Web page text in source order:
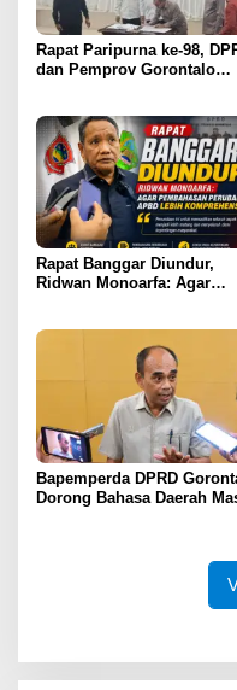
Rapat Paripurna ke-98,
dan Pemprov Gorontalo
Rapat Banggar Diundur,
Ridwan Monoarfa: Agar
Bapemperda DPRD
Dorong Bahasa Daerah